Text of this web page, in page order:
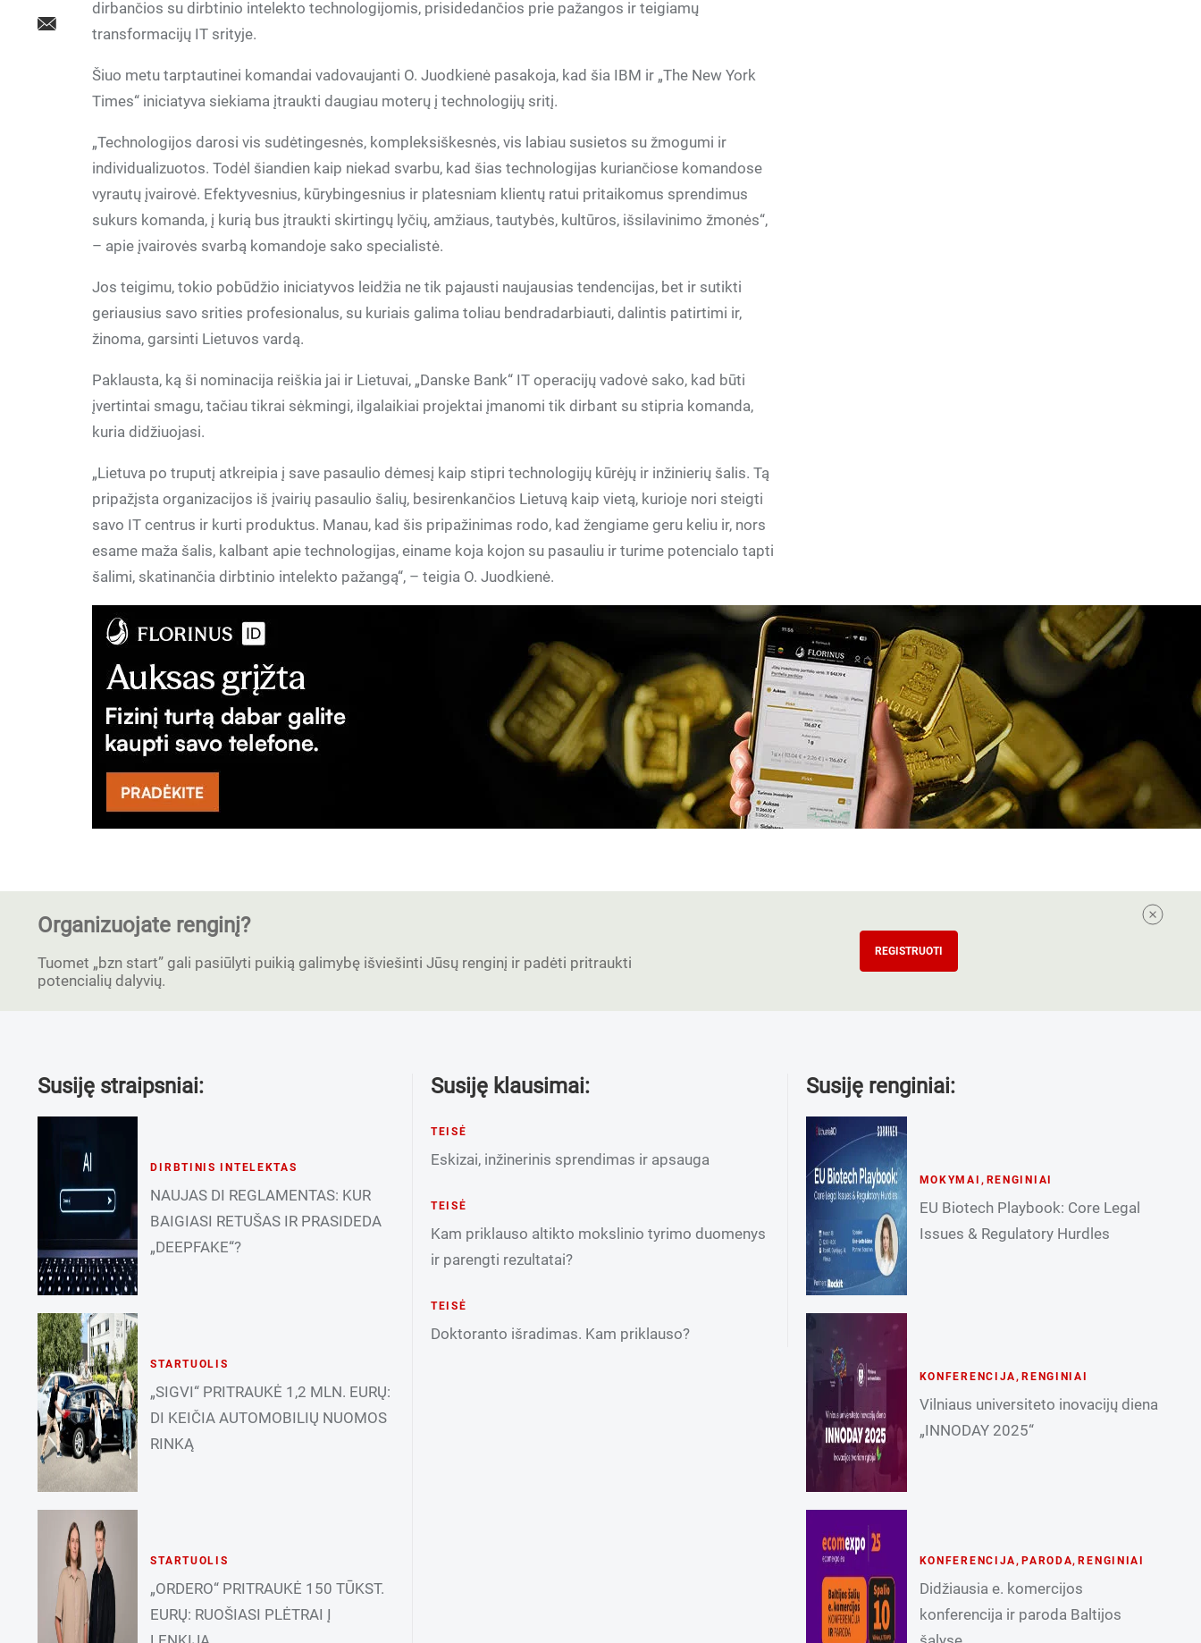
dirbančios su dirbtinio intelekto technologijomis, prisidedančios prie pažangos ir teigiamų
transformacijų IT srityje.
Šiuo metu tarptautinei komandai vadovaujanti O. Juodkienė pasakoja, kad šia IBM ir „The New York
Times“ iniciatyva siekiama įtraukti daugiau moterų į technologijų sritį.
„Technologijos darosi vis sudėtingesnės, kompleksiškesnės, vis labiau susietos su žmogumi ir
individualizuotos. Todėl šiandien kaip niekad svarbu, kad šias technologijas kuriančiose komandose
vyrautų įvairovė. Efektyvesnius, kūrybingesnius ir platesniam klientų ratui pritaikomus sprendimus
sukurs komanda, į kurią bus įtraukti skirtingų lyčių, amžiaus, tautybės, kultūros, išsilavinimo žmonės“,
– apie įvairovės svarbą komandoje sako specialistė.
Jos teigimu, tokio pobūdžio iniciatyvos leidžia ne tik pajausti naujausias tendencijas, bet ir sutikti
geriausius savo srities profesionalus, su kuriais galima toliau bendradarbiauti, dalintis patirtimi ir,
žinoma, garsinti Lietuvos vardą.
Paklausta, ką ši nominacija reiškia jai ir Lietuvai, „Danske Bank“ IT operacijų vadovė sako, kad būti
įvertintai smagu, tačiau tikrai sėkmingi, ilgalaikiai projektai įmanomi tik dirbant su stipria komanda,
kuria didžiuojasi.
„Lietuva po truputį atkreipia į save pasaulio dėmesį kaip stipri technologijų kūrėjų ir inžinierių šalis. Tą
pripažįsta organizacijos iš įvairių pasaulio šalių, besirenkančios Lietuvą kaip vietą, kurioje nori steigti
savo IT centrus ir kurti produktus. Manau, kad šis pripažinimas rodo, kad žengiame geru keliu ir, nors
esame maža šalis, kalbant apie technologijas, einame koja kojon su pasauliu ir turime potencialo tapti
šalimi, skatinančia dirbtinio intelekto pažangą“, – teigia O. Juodkienė.
Organizuojate renginį?
Tuomet „bzn start” gali pasiūlyti puikią galimybę išviešinti Jūsų renginį ir padėti pritraukti
potencialių dalyvių.
REGISTRUOTI
Susiję straipsniai:
DIRBTINIS INTELEKTAS
NAUJAS DI REGLAMENTAS: KUR
BAIGIASI RETUŠAS IR PRASIDEDA
„DEEPFAKE“?
STARTUOLIS
„SIGVI“ PRITRAUKĖ 1,2 MLN. EURŲ:
DI KEIČIA AUTOMOBILIŲ NUOMOS
RINKĄ
STARTUOLIS
„ORDERO“ PRITRAUKĖ 150 TŪKST.
EURŲ: RUOŠIASI PLĖTRAI Į
Susiję klausimai:
TEISĖ
Eskizai, inžinerinis sprendimas ir apsauga
TEISĖ
Kam priklauso altikto mokslinio tyrimo duomenys
ir parengti rezultatai?
TEISĖ
Doktoranto išradimas. Kam priklauso?
Susiję renginiai:
MOKYMAI , RENGINIAI
EU Biotech Playbook: Core Legal
Issues & Regulatory Hurdles
KONFERENCIJA, RENGINIAI
Vilniaus universiteto inovacijų diena
„INNODAY 2025“
KONFERENCIJA ,PARODA,RENGINIAI
Didžiausia e. komercijos
konferencija ir paroda Baltijos